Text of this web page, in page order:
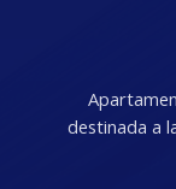
destinada a